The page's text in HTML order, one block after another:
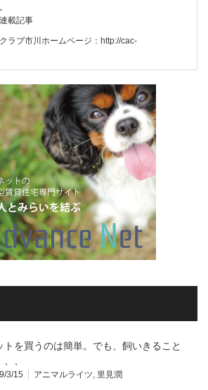
載記事
ラブ市川ホームページ： http://cac-
トを買うのは簡単。でも、飼いきること
、
3/15 アニマルライツ, 里見潤